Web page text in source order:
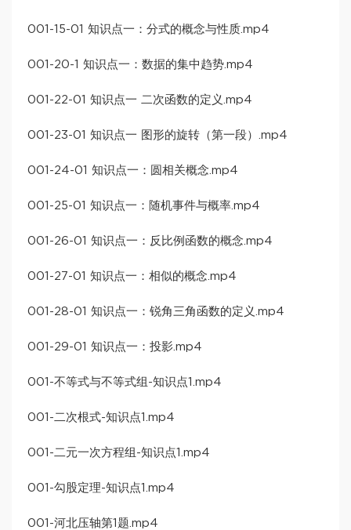
001-15-01 知识点一：分式的概念与性质.mp4
001-20-1 知识点一：数据的集中趋势.mp4
001-22-01 知识点一 二次函数的定义.mp4
001-23-01 知识点一 图形的旋转（第一段）.mp4
001-24-01 知识点一：圆相关概念.mp4
001-25-01 知识点一：随机事件与概率.mp4
001-26-01 知识点一：反比例函数的概念.mp4
001-27-01 知识点一：相似的概念.mp4
001-28-01 知识点一：锐角三角函数的定义.mp4
001-29-01 知识点一：投影.mp4
001-不等式与不等式组-知识点1.mp4
001-二次根式-知识点1.mp4
001-二元一次方程组-知识点1.mp4
001-勾股定理-知识点1.mp4
001-河北压轴第1题.mp4